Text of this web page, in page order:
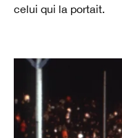
celui qui la portait.